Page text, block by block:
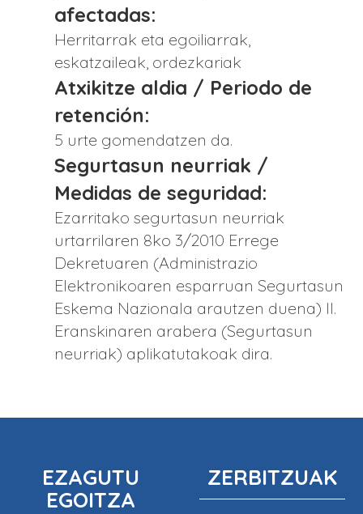
afectadas:
Herritarrak eta egoiliarrak,
eskatzaileak, ordezkariak
Atxikitze aldia / Periodo de
retención:
5 urte gomendatzen da.
Segurtasun neurriak /
Medidas de seguridad:
Ezarritako segurtasun neurriak
urtarrilaren 8ko 3/2010 Errege
Dekretuaren (Administrazio
Elektronikoaren esparruan Segurtasun
Eskema Nazionala arautzen duena) II.
Eranskinaren arabera (Segurtasun
neurriak) aplikatutakoak dira.
EZAGUTU
EGOITZA
ZERBITZUAK